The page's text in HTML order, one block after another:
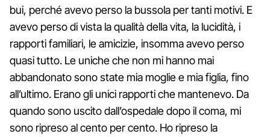
bui, perché avevo perso la bussola per tanti motivi. E
avevo perso di vista la qualità della vita, la lucidità, i
rapporti familiari, le amicizie, insomma avevo perso
quasi tutto. Le uniche che non mi hanno mai
abbandonato sono state mia moglie e mia figlia, fino
all’ultimo. Erano gli unici rapporti che mantenevo. Da
quando sono uscito dall’ospedale dopo il coma, mi
sono ripreso al cento per cento. Ho ripreso la